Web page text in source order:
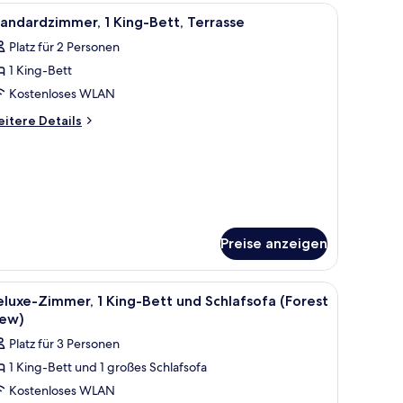
| Minibar, Zimmersafe, Schreibtisch, Verdunkelungsvorhänge
Minibar, Zimmersafe, Schreibtisch,
6 1 King-Bett, Terrasse
Platz für 2 Personen
1 King-Bett
Kostenloses WLAN
Details
Preise anzeigen
Minibar, Zimmersafe, Schreibtisch,
6
Zimmer, 1 King-Bett und Schlafsofa (Forest
Platz für 3 Personen
1 King-Bett und 1 großes Schlafsofa
Kostenloses WLAN